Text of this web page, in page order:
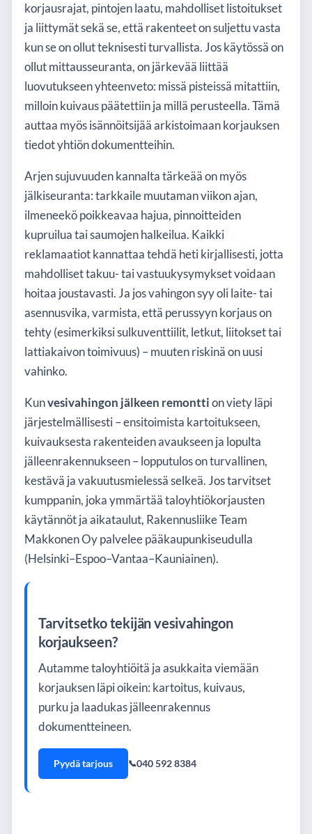
korjausrajat, pintojen laatu, mahdolliset listoitukset
ja liittymät sekä se, että rakenteet on suljettu vasta
kun se on ollut teknisesti turvallista. Jos käytössä on
ollut mittausseuranta, on järkevää liittää
luovutukseen yhteenveto: missä pisteissä mitattiin,
milloin kuivaus päätettiin ja millä perusteella. Tämä
auttaa myös isännöitsijää arkistoimaan korjauksen
tiedot yhtiön dokumentteihin.
Arjen sujuvuuden kannalta tärkeää on myös
jälkiseuranta: tarkkaile muutaman viikon ajan,
ilmeneekö poikkeavaa hajua, pinnoitteiden
kupruilua tai saumojen halkeilua. Kaikki
reklamaatiot kannattaa tehdä heti kirjallisesti, jotta
mahdolliset takuu- tai vastuukysymykset voidaan
hoitaa joustavasti. Ja jos vahingon syy oli laite- tai
asennusvika, varmista, että perussyyn korjaus on
tehty (esimerkiksi sulkuventtiilit, letkut, liitokset tai
lattiakaivon toimivuus) – muuten riskinä on uusi
vahinko.
Kunvesivahingon jälkeen remontti on viety läpi
järjestelmällisesti – ensitoimista kartoitukseen,
kuivauksesta rakenteiden avaukseen ja lopulta
jälleenrakennukseen – lopputulos on turvallinen,
kestävä ja vakuutusmielessä selkeä. Jos tarvitset
kumppanin, joka ymmärtää taloyhtiökorjausten
käytännöt ja aikataulut, Rakennusliike Team
Makkonen Oy palvelee pääkaupunkiseudulla
(Helsinki–Espoo–Vantaa–Kauniainen).
Tarvitsetko tekijän vesivahingon
korjaukseen?
Autamme taloyhtiöitä ja asukkaita viemään
korjauksen läpi oikein: kartoitus, kuivaus,
purku ja laadukas jälleenrakennus
dokumentteineen.
Pyydä tarjous 040 592 8384